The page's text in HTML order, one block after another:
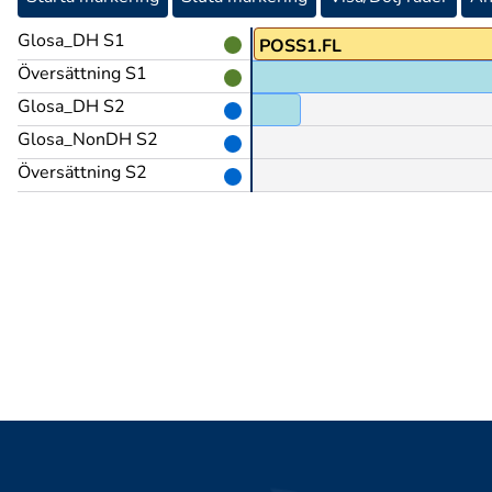
Glosa_DH S1
Översättning S1
Glosa_DH S2
Glosa_NonDH S2
Översättning S2
SÅ-ATT-SÄGA POSS1.FL
PRECIS